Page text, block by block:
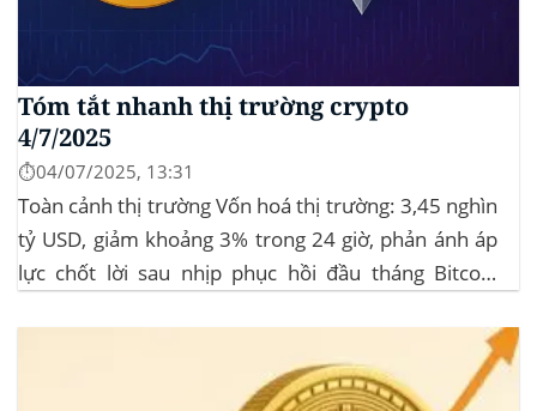
Tóm tắt nhanh thị trường crypto
4/7/2025
⏱️04/07/2025, 13:31
Toàn cảnh thị trường Vốn hoá thị trường: 3,45 nghìn
tỷ USD, giảm khoảng 3% trong 24 giờ, phản ánh áp
lực chốt lời sau nhịp phục hồi đầu tháng‍ Bitcoin